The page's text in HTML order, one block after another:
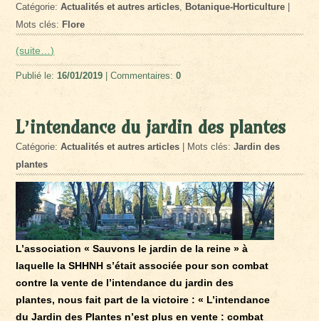
Catégorie:Actualités et autres articles, Botanique-Horticulture
Mots clés: Flore
(suite…)
Publié le:16/01/2019 | Commentaires:0
L’intendance du jardin des plantes
Catégorie:Actualités et autres articles | Mots clés:Jardin des
plantes
L’association « Sauvons le jardin de la reine » à
laquelle la SHHNH s’était associée pour son combat
contre la vente de l’intendance du jardin des
plantes, nous fait part de la victoire : « L’intendance
du Jardin des Plantes n’est plus en vente : combat